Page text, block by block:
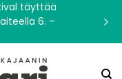
täyttää
6. –